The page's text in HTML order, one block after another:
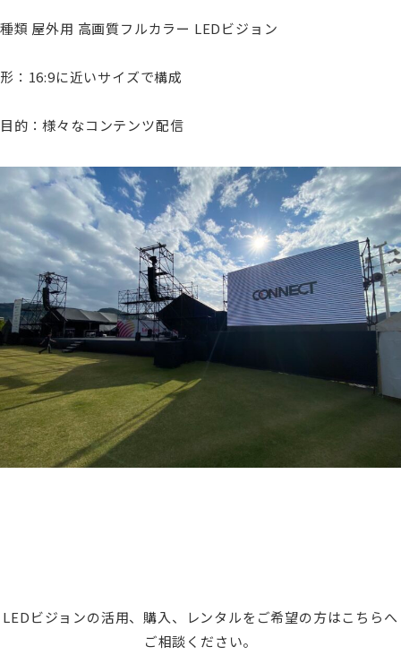
種類 屋外用 高画質フルカラー LEDビジョン
形：16:9に近いサイズで構成
目的：様々なコンテンツ配信
LEDビジョンの活用、購入、レンタルをご希望の方はこちらへ
ご相談ください。